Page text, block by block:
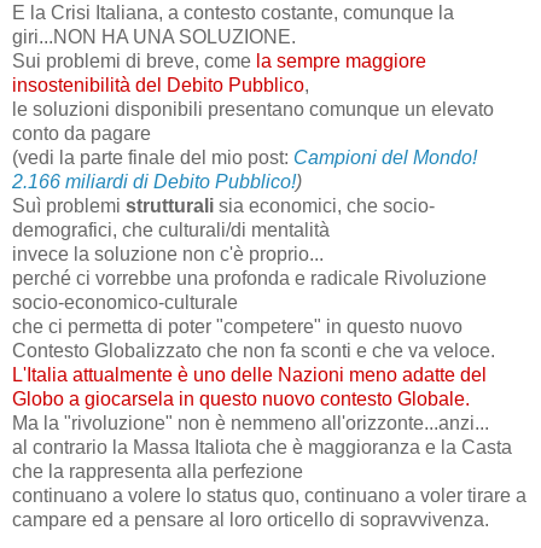
E la Crisi Italiana, a contesto costante, comunque la
giri...NON HA UNA SOLUZIONE.
Sui problemi di breve, come la sempre maggiore
insostenibilità del Debito Pubblico,
le soluzioni disponibili presentano comunque un elevato
conto da pagare
(vedi la parte finale del mio post: Campioni del Mondo!
2.166 miliardi di Debito Pubblico!)
Suì problemi strutturali sia economici, che socio-
demografici, che culturali/di mentalità
invece la soluzione non c'è proprio...
perché ci vorrebbe una profonda e radicale Rivoluzione
socio-economico-culturale
che ci permetta di poter "competere" in questo nuovo
Contesto Globalizzato che non fa sconti e che va veloce.
L'Italia attualmente è uno delle Nazioni meno adatte del
Globo a giocarsela in questo nuovo contesto Globale.
Ma la "rivoluzione" non è nemmeno all'orizzonte...anzi...
al contrario la Massa Italiota che è maggioranza e la Casta
che la rappresenta alla perfezione
continuano a volere lo status quo, continuano a voler tirare a
campare ed a pensare al loro orticello di sopravvivenza.